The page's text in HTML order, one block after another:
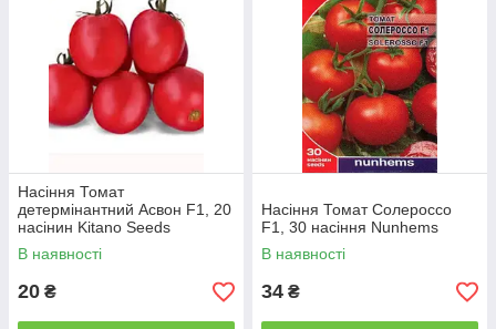
Насіння Томат
детермінантний Асвон F1, 20
насінин Kitano Seeds
В наявності
20 ₴
Насіння Томат Солероссо
F1, 30 насіння Nunhems
В наявності
34 ₴